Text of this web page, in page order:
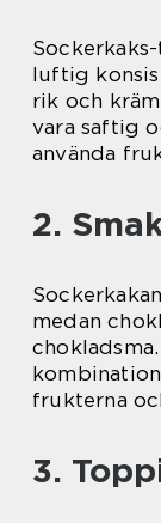
luftig
rik och
vara saftig
använda
2.
medan
frukterna
3.